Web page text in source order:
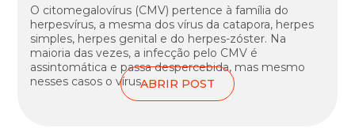
O citomegalovírus (CMV) pertence à família do
herpesvírus, a mesma dos vírus da catapora, herpes
simples, herpes genital e do herpes-zóster. Na
maioria das vezes, a infecção pelo CMV é
assintomática e passa despercebida, mas mesmo
nesses casos o vírus...ABRIR POST